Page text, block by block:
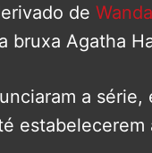
de
bruxa Agatha
a
estabelecerem